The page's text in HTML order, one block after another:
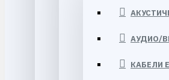
АУДИО/
КАБЕЛИ